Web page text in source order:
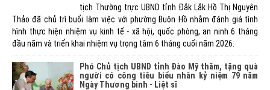
tịch Thường trực UBND tỉnh Đắk Lắk Hồ Thị Nguyên
Thảo đã chủ trì buổi làm việc với phường Buôn Hồ nhằm đánh giá tình
hình thực hiện nhiệm vụ kinh tế - xã hội, quốc phòng, an ninh 6 tháng
đầu năm và triển khai nhiệm vụ trọng tâm 6 tháng cuối năm 2026.
Phó Chủ tịch UBND tỉnh Đào Mỹ thăm, tặng quà
người có công tiêu biểu nhân kỷ niệm 79 năm
Ngày Thương binh - Liệt sĩ